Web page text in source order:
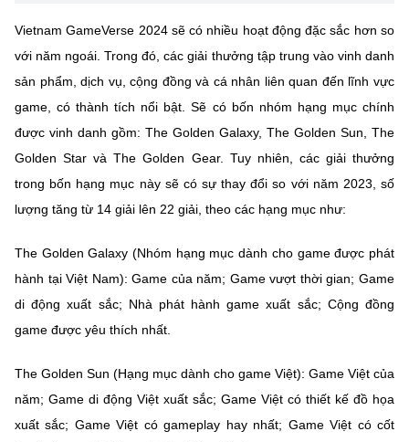
Vietnam GameVerse 2024 sẽ có nhiều hoạt động đặc sắc hơn so
với năm ngoái. Trong đó, các giải thưởng tập trung vào vinh danh
sản phẩm, dịch vụ, cộng đồng và cá nhân liên quan đến lĩnh vực
game, có thành tích nổi bật. Sẽ có bốn nhóm hạng mục chính
được vinh danh gồm: The Golden Galaxy, The Golden Sun, The
Golden Star và The Golden Gear. Tuy nhiên, các giải thưởng
trong bốn hạng mục này sẽ có sự thay đổi so với năm 2023, số
lượng tăng từ 14 giải lên 22 giải, theo các hạng mục như:
The Golden Galaxy (Nhóm hạng mục dành cho game được phát
hành tại Việt Nam): Game của năm; Game vượt thời gian; Game
di động xuất sắc; Nhà phát hành game xuất sắc; Cộng đồng
game được yêu thích nhất.
The Golden Sun (Hạng mục dành cho game Việt): Game Việt của
năm; Game di động Việt xuất sắc; Game Việt có thiết kế đồ họa
xuất sắc; Game Việt có gameplay hay nhất; Game Việt có cốt